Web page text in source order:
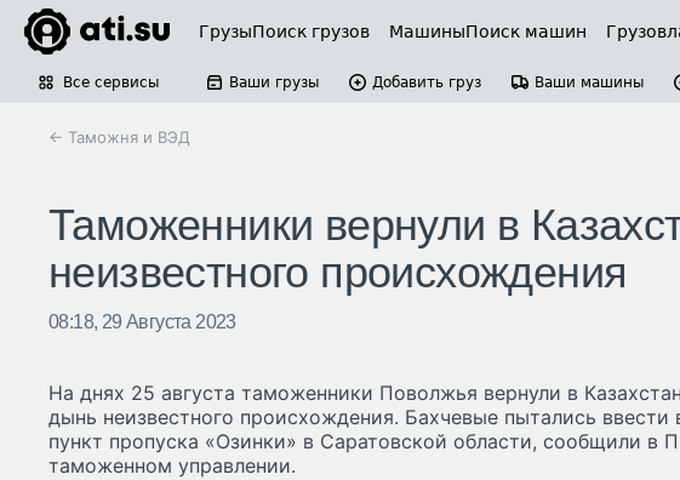
ГрузыПоиск грузов МашиныПоиск машин
Все сервисы Ваши грузы Добавить груз Ваши машины
← Таможня и ВЭД
Таможенники вернули в
неизвестного происхождения
08:18, 29 Августа 2023
На днях 25 августа таможенники Поволжья вернули в
дынь неизвестного происхождения. Бахчевые пытались ввести
пункт пропуска «Озинки» в Саратовской области, сообщили в
таможенном управлении.